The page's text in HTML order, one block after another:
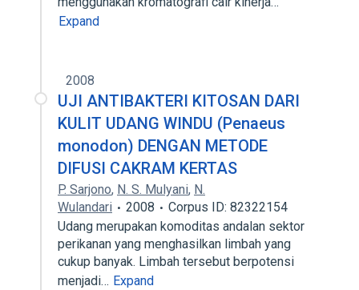
Expand
2008
UJI ANTIBAKTERI KITOSAN DARI
KULIT UDANG WINDU (Penaeus
monodon) DENGAN METODE
DIFUSI CAKRAM KERTAS
P. Sarjono, N. S. Mulyani, N.
Wulandari
2008
Corpus ID: 82322154
Udang merupakan komoditas andalan sektor
perikanan yang menghasilkan limbah yang
cukup banyak. Limbah tersebut berpotensi
menjadi… Expand